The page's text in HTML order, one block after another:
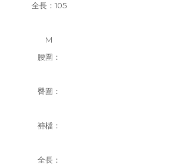
全長：105
M
腰圍：
臀圍：
褲檔：
全長：